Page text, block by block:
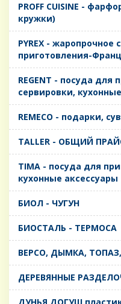
PROFF CUISINE -
кружки)
PYREX - жаропрочное
приготовления-
REGENT - посуда для
сервировки,
REMECO - подарки,
TALLER - ОБЩИЙ
TIMA - посуда для
кухонные аксессуары
БИОЛ - ЧУГУН
БИОСТАЛЬ - ТЕРМОСА
ВЕРСО, ДЫМКА,
ДЕРЕВЯННЫЕ